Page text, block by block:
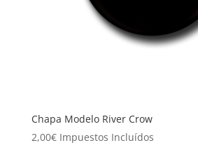
Chapa Modelo River Crow
2,00€ Impuestos Incluídos